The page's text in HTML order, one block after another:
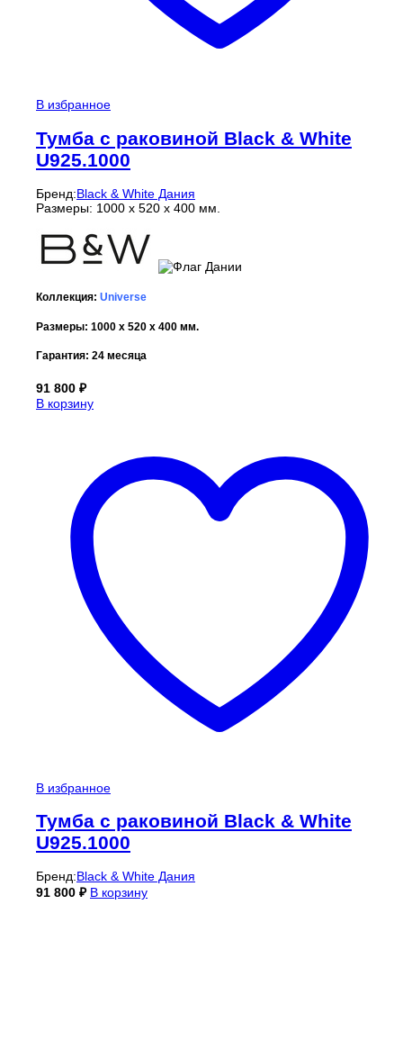
В избранное
Тумба с раковиной Black & White
U925.1000
Бренд:Black & White Дания
Размеры: 1000 x 520 x 400 мм.
Коллекция: Universe
Размеры: 1000 x 520 x 400 мм.
Гарантия: 24 месяца
91 800 ₽
В корзину
В избранное
Тумба с раковиной Black & White
U925.1000
Бренд:Black & White Дания
91 800 ₽ В корзину